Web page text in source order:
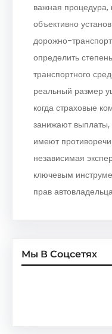
важная
объективно
дорожно-
определить
транспортного
реальный размер
когда страховые
занижают выплаты,
имеют
независимая
ключевым
прав
Мы В Соцсетях